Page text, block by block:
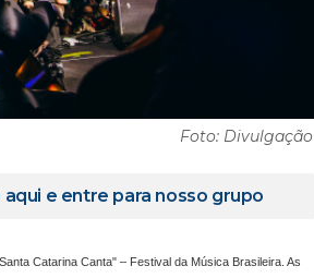
Foto: Divulgação
aqui e entre para nosso grupo
Catarina Canta" – Festival da Música Brasileira. As